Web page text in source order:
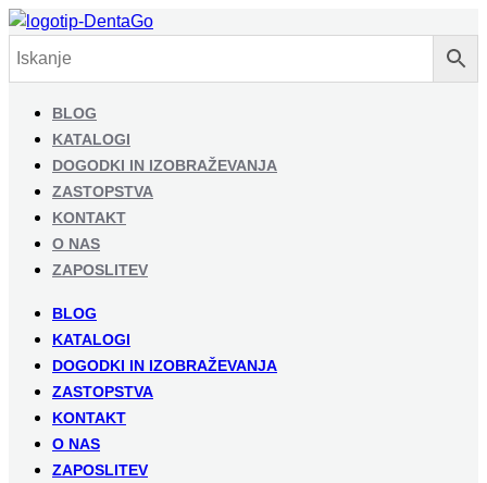
BLOG
KATALOGI
DOGODKI IN IZOBRAŽEVANJA
ZASTOPSTVA
KONTAKT
O NAS
ZAPOSLITEV
BLOG
KATALOGI
DOGODKI IN IZOBRAŽEVANJA
ZASTOPSTVA
KONTAKT
O NAS
ZAPOSLITEV